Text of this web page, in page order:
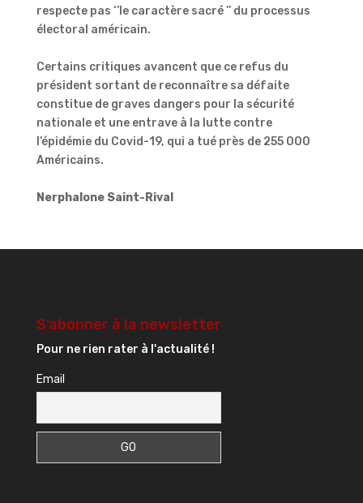
respecte pas ‘’le caractère sacré ’’ du processus
électoral américain.
Certains critiques avancent que ce refus du
président sortant de reconnaître sa défaite
constitue de graves dangers pour la sécurité
nationale et une entrave à la lutte contre
l’épidémie du Covid-19, qui a tué près de 255 000
Américains.
Nerphalone Saint-Rival
S’abonner à la newsletter
Pour ne rien rater à l'actualité !
Email